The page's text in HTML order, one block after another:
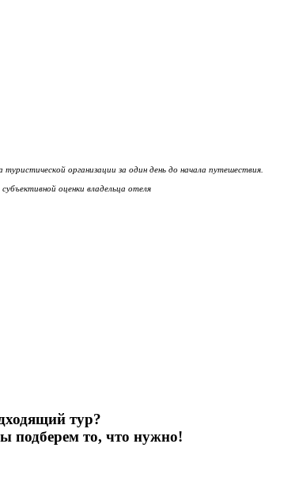
организации за один день до начала путешествия.
оценки владельца отеля
тур?
подберем то, что нужно!